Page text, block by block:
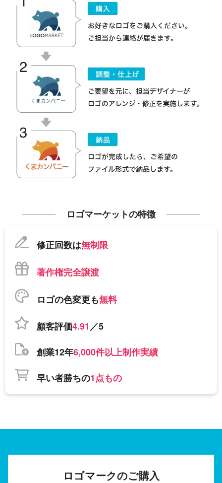
ロゴマーケットの特徴
修正回数は無制限
著作権完全譲渡
ロゴの色変更も無料
顧客評価4.91／5
創業12年6,000件以上制作実績
早い者勝ちの1点もの
ロゴマークのご購入